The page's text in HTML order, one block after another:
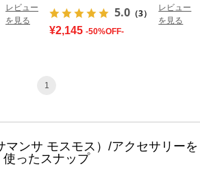
レビュー
を見る
5.0 （3）
レビュー
を見る
¥2,145 -50%OFF-
1
マンサ モスモス）/アクセサリーを
使ったスナップ